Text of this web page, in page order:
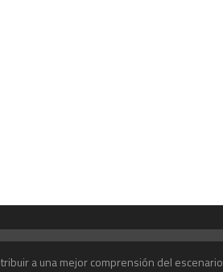
a una mejor comprensión del